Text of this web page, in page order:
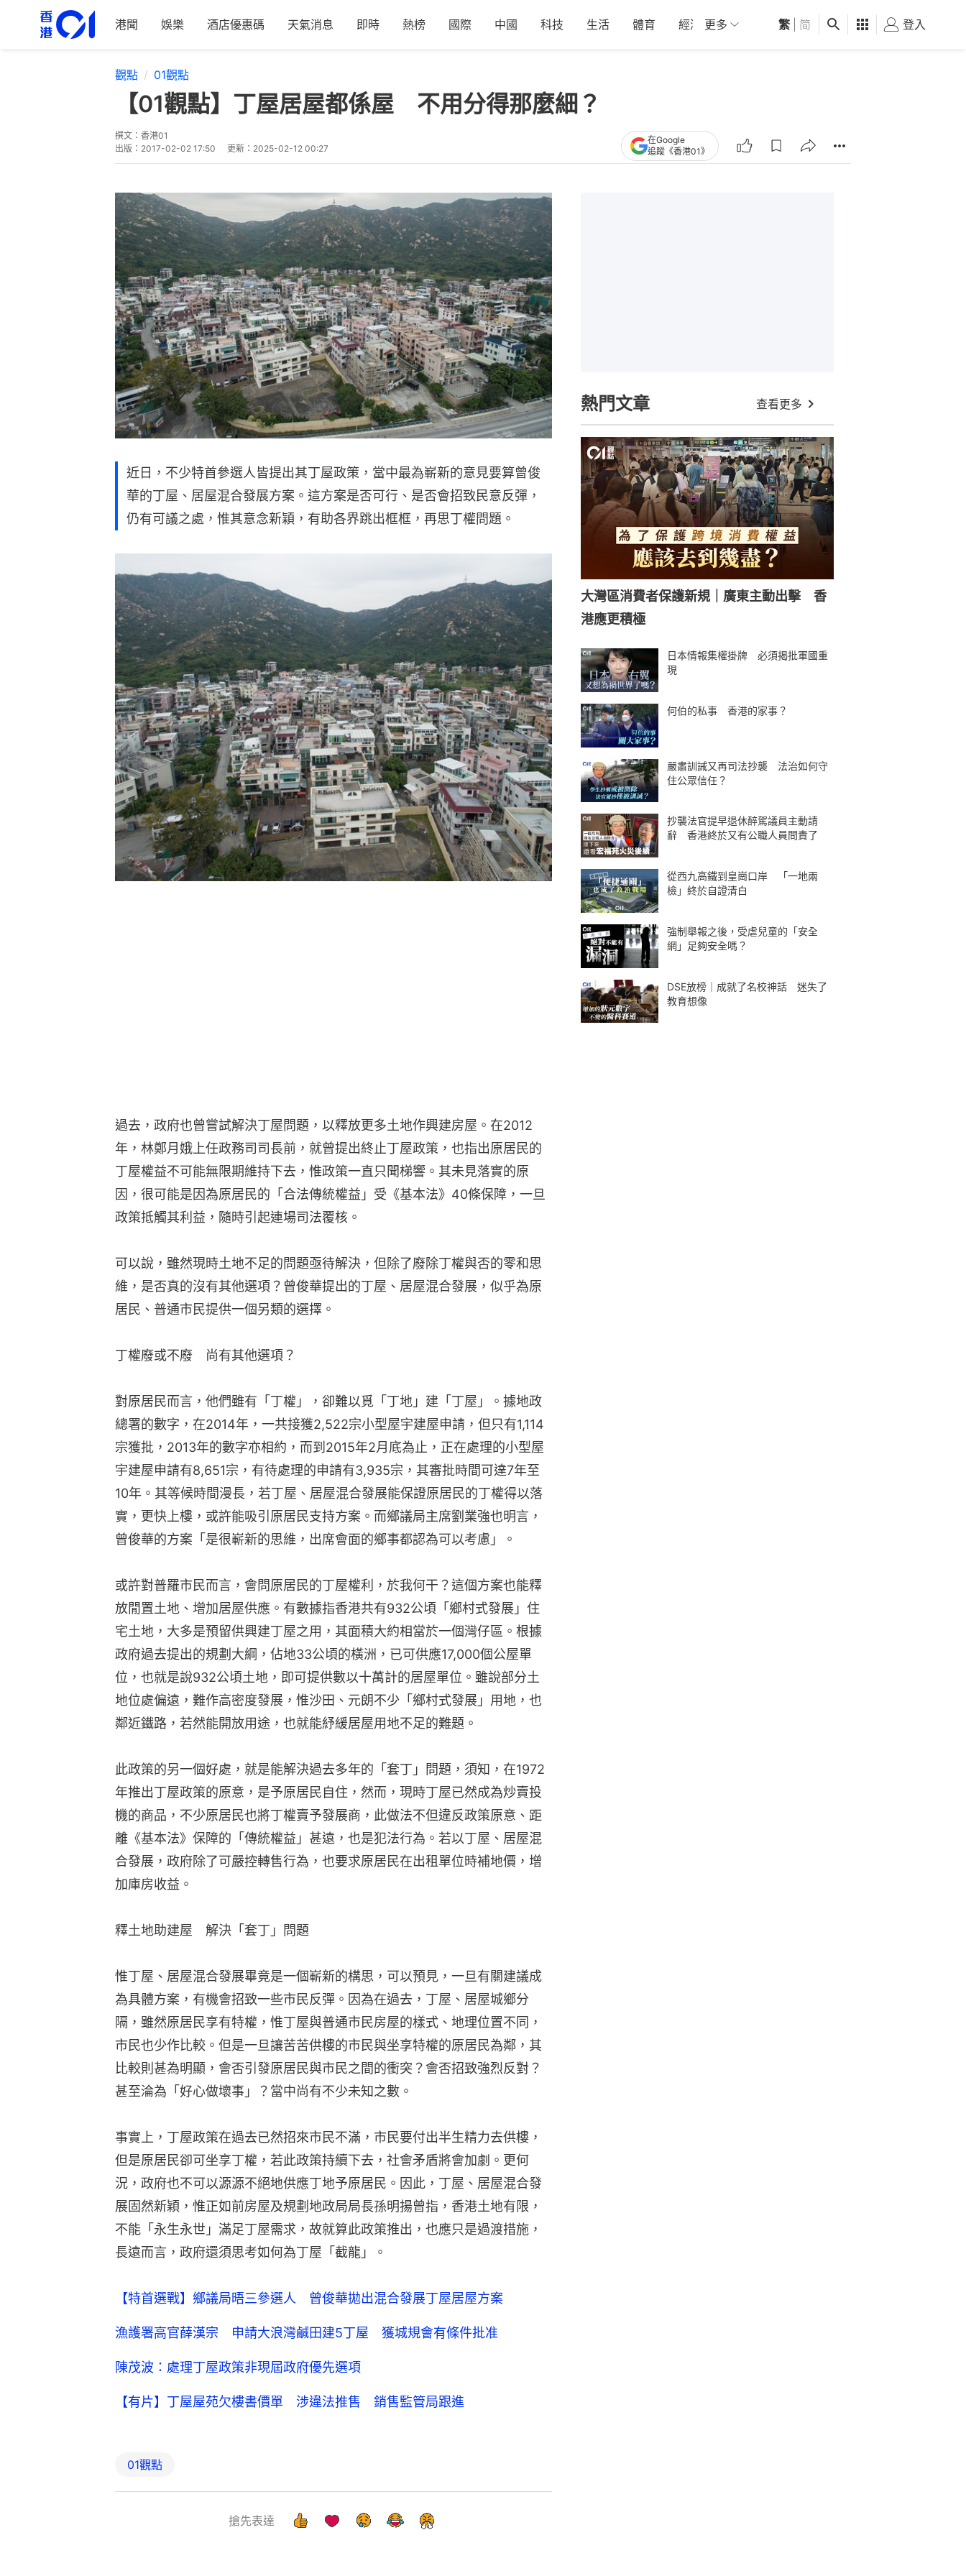
港聞 娛樂 酒店優惠碼 天氣消息 即時 熱榜 國際 中國 科技 生活 體育 經濟 01深圳 觀點 健康 好食玩飛
更多 繁 简 登入
觀點 01觀點
【01觀點】丁屋居屋都係屋 不用分得那麼細？
撰文： 香港01
出版： 2017-02-02 17:50 更新： 2025-02-12 00:27
在Google
追蹤《香港01》
近日，不少特首參選人皆提出其丁屋政策，當中最為嶄新的意見要算曾俊
華的丁屋、居屋混合發展方案。這方案是否可行、是否會招致民意反彈，
仍有可議之處，惟其意念新穎，有助各界跳出框框，再思丁權問題。
過去，政府也曾嘗試解決丁屋問題，以釋放更多土地作興建房屋。在2012
年，林鄭月娥上任政務司司長前，就曾提出終止丁屋政策，也指出原居民的
丁屋權益不可能無限期維持下去，惟政策一直只聞梯響。其未見落實的原
因，很可能是因為原居民的「合法傳統權益」受《基本法》40條保障，一旦
政策抵觸其利益，隨時引起連場司法覆核。
可以說，雖然現時土地不足的問題亟待解決，但除了廢除丁權與否的零和思
維，是否真的沒有其他選項？曾俊華提出的丁屋、居屋混合發展，似乎為原
居民、普通市民提供一個另類的選擇。
丁權廢或不廢　尚有其他選項？
對原居民而言，他們雖有「丁權」，卻難以覓「丁地」建「丁屋」。據地政
總署的數字，在2014年，一共接獲2,522宗小型屋宇建屋申請，但只有1,114
宗獲批，2013年的數字亦相約，而到2015年2月底為止，正在處理的小型屋
宇建屋申請有8,651宗，有待處理的申請有3,935宗，其審批時間可達7年至
10年。其等候時間漫長，若丁屋、居屋混合發展能保證原居民的丁權得以落
實，更快上樓，或許能吸引原居民支持方案。而鄉議局主席劉業強也明言，
曾俊華的方案「是很嶄新的思維，出席會面的鄉事都認為可以考慮」。
或許對普羅市民而言，會問原居民的丁屋權利，於我何干？這個方案也能釋
放閒置土地、增加居屋供應。有數據指香港共有932公頃「鄉村式發展」住
宅土地，大多是預留供興建丁屋之用，其面積大約相當於一個灣仔區。根據
政府過去提出的規劃大綱，佔地33公頃的橫洲，已可供應17,000個公屋單
位，也就是說932公頃土地，即可提供數以十萬計的居屋單位。雖說部分土
地位處偏遠，難作高密度發展，惟沙田、元朗不少「鄉村式發展」用地，也
鄰近鐵路，若然能開放用途，也就能紓緩居屋用地不足的難題。
此政策的另一個好處，就是能解決過去多年的「套丁」問題，須知，在1972
年推出丁屋政策的原意，是予原居民自住，然而，現時丁屋已然成為炒賣投
機的商品，不少原居民也將丁權賣予發展商，此做法不但違反政策原意、距
離《基本法》保障的「傳統權益」甚遠，也是犯法行為。若以丁屋、居屋混
合發展，政府除了可嚴控轉售行為，也要求原居民在出租單位時補地價，增
加庫房收益。
釋土地助建屋　解決「套丁」問題
惟丁屋、居屋混合發展畢竟是一個嶄新的構思，可以預見，一旦有關建議成
為具體方案，有機會招致一些市民反彈。因為在過去，丁屋、居屋城鄉分
隔，雖然原居民享有特權，惟丁屋與普通市民房屋的樣式、地理位置不同，
市民也少作比較。但是一旦讓苦苦供樓的市民與坐享特權的原居民為鄰，其
比較則甚為明顯，會否引發原居民與市民之間的衝突？會否招致強烈反對？
甚至淪為「好心做壞事」？當中尚有不少未知之數。
事實上，丁屋政策在過去已然招來市民不滿，市民要付出半生精力去供樓，
但是原居民卻可坐享丁權，若此政策持續下去，社會矛盾將會加劇。更何
況，政府也不可以源源不絕地供應丁地予原居民。因此，丁屋、居屋混合發
展固然新穎，惟正如前房屋及規劃地政局局長孫明揚曾指，香港土地有限，
不能「永生永世」滿足丁屋需求，故就算此政策推出，也應只是過渡措施，
長遠而言，政府還須思考如何為丁屋「截龍」。
【特首選戰】鄉議局晤三參選人 曾俊華拋出混合發展丁屋居屋方案
漁護署高官薛漢宗 申請大浪灣鹹田建5丁屋 獲城規會有條件批准
陳茂波：處理丁屋政策非現屆政府優先選項
【有片】丁屋屋苑欠樓書價單 涉違法推售 銷售監管局跟進
01觀點
搶先表達
熱門文章 查看更多
大灣區消費者保護新規｜廣東主動出擊 香
港應更積極
日本情報集權掛牌 必須揭批軍國重
現
何伯的私事 香港的家事？
嚴肅訓誡又再司法抄襲 法治如何守
住公眾信任？
抄襲法官提早退休醉駕議員主動請
辭 香港終於又有公職人員問責了
從西九高鐵到皇崗口岸 「一地兩
檢」終於自證清白
強制舉報之後，受虐兒童的「安全
網」足夠安全嗎？
DSE放榜｜成就了名校神話 迷失了
教育想像